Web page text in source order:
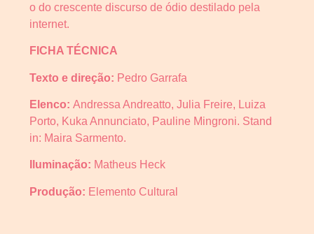
o do crescente discurso de ódio destilado pela
internet.
FICHA TÉCNICA
Texto e direção: Pedro Garrafa
Elenco: Andressa Andreatto, Julia Freire, Luiza
Porto, Kuka Annunciato, Pauline Mingroni. Stand
in: Maira Sarmento.
Iluminação: Matheus Heck
Produção: Elemento Cultural